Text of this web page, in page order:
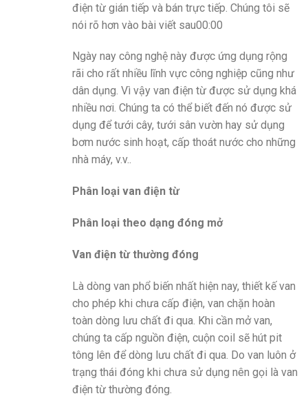
điện từ gián tiếp và bán trực tiếp. Chúng tôi sẽ
nói rõ hơn vào bài viết sau00:00
Ngày nay công nghệ này được ứng dụng rộng
rãi cho rất nhiều lĩnh vực công nghiệp cũng như
dân dụng. Vì vậy van điện từ được sử dụng khá
nhiều nơi. Chúng ta có thể biết đến nó được sử
dụng để tưới cây, tưới sân vườn hay sử dụng
bơm nước sinh hoạt, cấp thoát nước cho những
nhà máy, v.v..
Phân loại van điện từ
Phân loại theo dạng đóng mở
Van điện từ thường đóng
Là dòng van phổ biến nhất hiện nay, thiết kế van
cho phép khi chưa cấp điện, van chặn hoàn
toàn dòng lưu chất đi qua. Khi cần mở van,
chúng ta cấp nguồn điện, cuộn coil sẽ hút pit
tông lên để dòng lưu chất đi qua. Do van luôn ở
trạng thái đóng khi chưa sử dụng nên gọi là van
điện từ thường đóng.